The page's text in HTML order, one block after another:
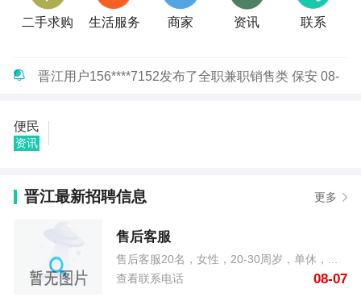
二手求购 生活服务 商家 资讯 联系
晋江用户156****7152发布了全职兼职销售类 保安 08-
07
晋江用户189****9608发布了出售二手电视机 08-07
的单身公寓廉租... 08-07
晋江用户137****9665发布了求租三室两厅两卫 08-07
晋江用户134****2650发布了求职电工 08-07
晋江用户135****5211发布了求租市中心简单装修400-
500 08-07
便民
资讯
晋江最新招聘信息 更多
售后客服
售后客服20名，女性，20-30周岁，单休，...
查看联系电话
08-07